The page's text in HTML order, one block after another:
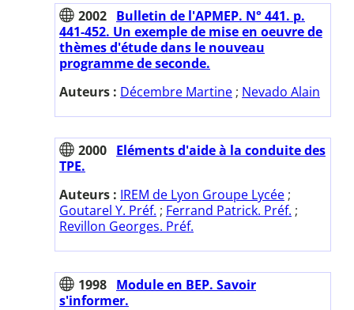
2002 Bulletin de l'APMEP. N° 441. p.
441-452. Un exemple de mise en oeuvre de
thèmes d'étude dans le nouveau
programme de seconde.
Auteurs : Décembre Martine ; Nevado Alain
2000 Eléments d'aide à la conduite des
TPE.
Auteurs : IREM de Lyon Groupe Lycée ;
Goutarel Y. Préf. ; Ferrand Patrick. Préf. ;
Revillon Georges. Préf.
1998 Module en BEP. Savoir
s'informer.